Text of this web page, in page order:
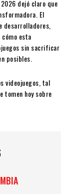
dejó claro que
El
desarrolladores,
esta
sin sacrificar
posibles.
videojuegos, tal
tomen hoy sobre